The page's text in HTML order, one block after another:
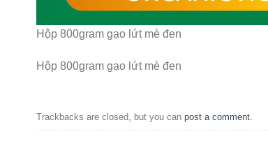
Hộp 800gram gạo lứt mè đen
Hộp 800gram gạo lứt mè đen
Trackbacks are closed, but you can post a comment